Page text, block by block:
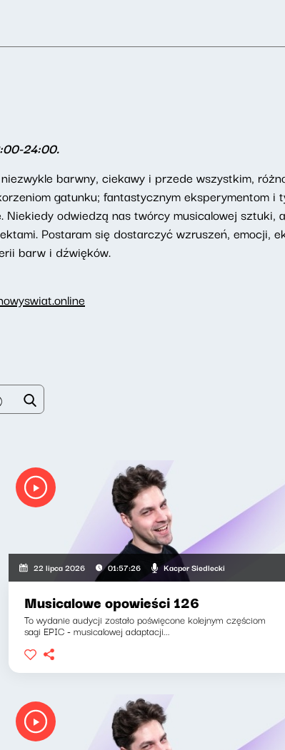
24:00.
barwny, ciekawy i przede wszystkim,
gatunku; fantastycznym eksperymentom
odwiedzą nas twórcy musicalowej sztuki,
Postaram się dostarczyć wzruszeń, emocji,
barw i dźwięków.
22 lipca 2026 01:57:26 Kacper Siedlecki
Musicalowe opowieści 126
To wydanie audycji zostało poświęcone kolejnym częściom
sagi EPIC - musicalowej adaptacji...